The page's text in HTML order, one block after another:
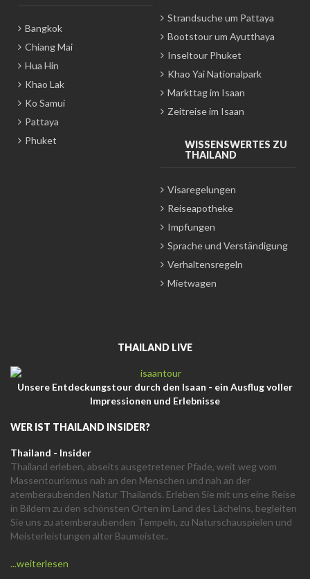
Bangkok
Chiang Mai
Hua Hin
Khao Lak
Ko Samui
Pattaya
Phuket
Strandsuche um Pattaya
Bootstour um Ayutthaya
Inseltour Phuket
Khao Yai Nationalpark
Markttag im Isaan
Zeitreise im Isaan
WISSENSWERTES ZU
THAILAND
Visaregelungen
Reiseapotheke
Impfungen
Sprache und Verständigung
Verhaltensregeln
Mietwagen
THAILAND LIVE
Unsere Entdeckungstour durch den Isaan - ein Ausflug voller
Impressionen und Erlebnisse
WER IST THAILAND INSIDER?
Thailand - Insider
Thailand erleben, abseits ausgetretener Pfade, weit weg vom
Massentourismus nah an den Menschen und nah an der
atemberaubenden Natur Thailands. Erleben Sie mit uns eine Reise
in Bildern zu den schönsten Orten im Land des Lächelns, begleiten
Sie uns zu atemberaubenden Tempeln, zu Naturschauspielen und
Meisterleistungen alter Baumeister..
...weiterlesen